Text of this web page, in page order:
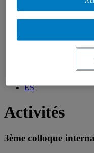
Publications
Publications
Cahiers du
Autres
ES
Activités
3ème colloque